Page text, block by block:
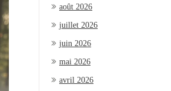
août 2026
juillet 2026
juin 2026
mai 2026
avril 2026